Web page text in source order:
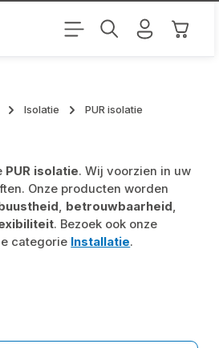
Isolatie PUR isolatie
PUR isolatie. Wij voorzien in uw
Onze producten worden
, betrouwbaarheid,
. Bezoek ook onze
categorie Installatie.